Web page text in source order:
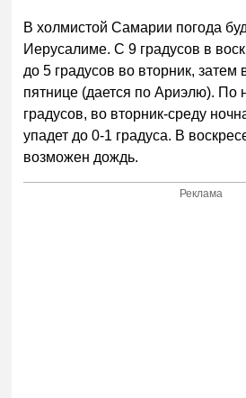
В холмистой Самарии погода
Иерусалиме. С 9 градусов в
до 5 градусов во вторник, затем
пятнице (дается по Ариэлю). По
градусов, во вторник-среду
упадет до 0-1 градуса. В
возможен дождь.
Реклама